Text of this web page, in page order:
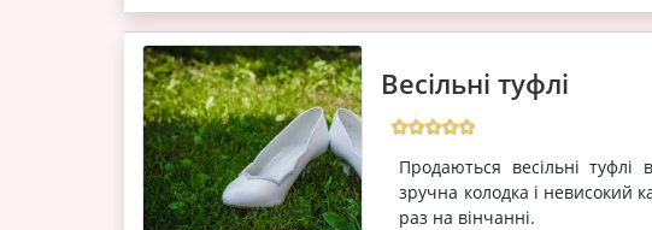
Весільні туфлі
Продаються весільні туфлі
зручна колодка і невисокий
раз на вінчанні.